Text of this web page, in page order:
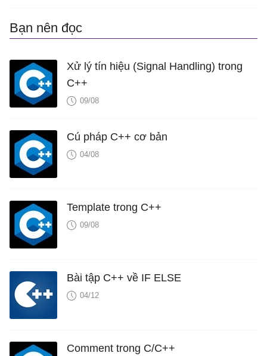
Bạn nên đọc
Xử lý tín hiệu (Signal Handling) trong
C++
09/08
Cú pháp C++ cơ bản
04/08
Template trong C++
09/08
Bài tập C++ về IF ELSE
04/12
Comment trong C/C++